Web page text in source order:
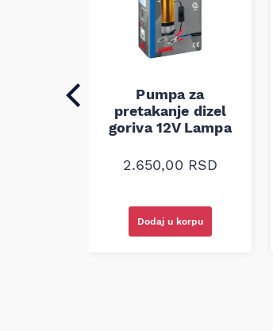
Pumpa za
pretakanje dizel
goriva 12V Lampa
2.650,00 RSD
Dodaj u korpu